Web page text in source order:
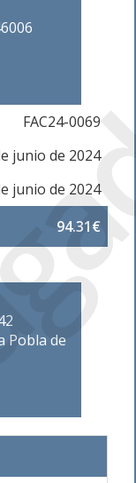
FAC24-0069
junio de 2024
junio de 2024
94.31€
Pobla de